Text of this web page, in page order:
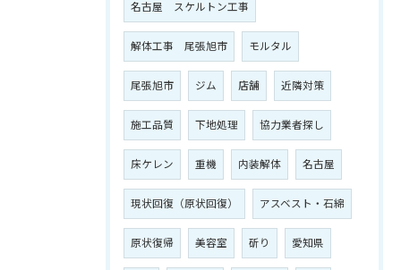
名古屋 スケルトン工事
解体工事 尾張旭市 モルタル
尾張旭市 ジム 店舗 近隣対策
施工品質 下地処理 協力業者探し
床ケレン 重機 内装解体 名古屋
現状回復（原状回復） アスベスト・石綿
原状復帰 美容室 斫り 愛知県